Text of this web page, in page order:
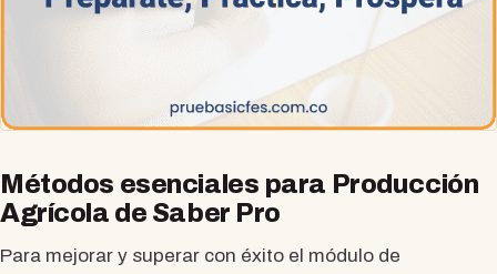
Métodos esenciales para Producción
Agrícola de Saber Pro
Para mejorar y superar con éxito el módulo de